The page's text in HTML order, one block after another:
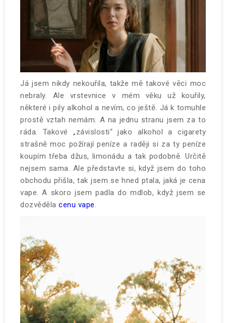
Já jsem nikdy nekouřila, takže mě takové věci moc
nebraly. Ale vrstevnice v mém věku už kouřily,
některé i pily alkohol a nevím, co ještě. Já k tomuhle
prostě vztah nemám. A na jednu stranu jsem za to
ráda. Takové „závislosti“ jako alkohol a cigarety
strašně moc požírají peníze a raději si za ty peníze
koupím třeba džus, limonádu a tak podobně. Určitě
nejsem sama. Ale představte si, když jsem do toho
obchodu přišla, tak jsem se hned ptala, jaká je cena
vape. A skoro jsem padla do mdlob, když jsem se
dozvěděla cenu vape.